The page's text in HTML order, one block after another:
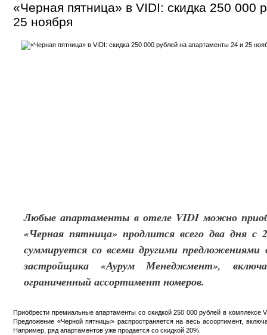
«Черная пятница» в VIDI: скидка 250 000
25 ноября
Любые апартаменты в отеле VIDI можно
«Черная пятница» продлится всего два дня с
суммируется со всеми другими
застройщика «Аурум Менеджмент»,
ограниченный ассортимент номеров.
Приобрести премиальные апартаменты со скидкой 250 000 рублей в комплексе
Предложение «Черной пятницы» распространяется на весь ассортимент,
Например, ряд апартаментов уже продается со скидкой 20%.